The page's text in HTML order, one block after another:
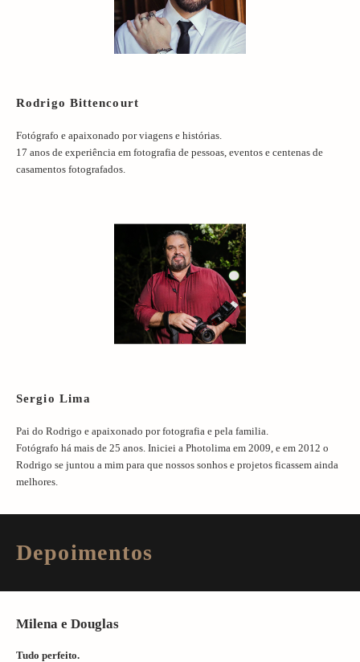
Rodrigo Bittencourt
Fotógrafo e apaixonado por viagens e histórias.
17 anos de experiência em fotografia de pessoas, eventos e centenas de
casamentos fotografados.
Sergio Lima
Pai do Rodrigo e apaixonado por fotografia e pela familia.
Fotógrafo há mais de 25 anos. Iniciei a Photolima em 2009, e em 2012 o
Rodrigo se juntou a mim para que nossos sonhos e projetos ficassem ainda
melhores.
Depoimentos
Milena e Douglas
Tudo perfeito.